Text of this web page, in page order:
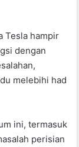
Tesla hampir
dengan
melebihi had
ini, termasuk
perisian